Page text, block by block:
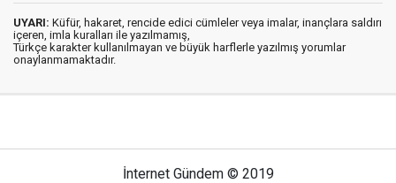
UYARI: Küfür, hakaret, rencide edici cümleler veya imalar, inançlara saldırı
içeren, imla kuralları ile yazılmamış,
Türkçe karakter kullanılmayan ve büyük harflerle yazılmış yorumlar
onaylanmamaktadır.
İnternet Gündem © 2019